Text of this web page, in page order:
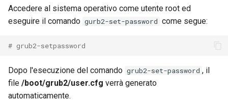
Accedere al sistema operativo come utente root ed
eseguire il comando gurb2-set-password come segue:
# grub2-setpassword
Dopo l'esecuzione del comando grub2-set-password , il
file /boot/grub2/user.cfg verrà generato
automaticamente.